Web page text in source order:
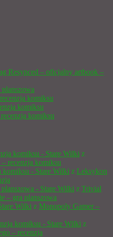
Resynced – oficjalny artbook –
komiksu
komiksu
komiksu
komiksu - Stare Wilki z
recenzja komiksu
komiksu - Stare Wilki z Leksykon
- Stare Wilki z Trivial
– gra planszowa
Wilki z Monopoly Gamer –
komiksu - Stare Wilki z
– recenzja